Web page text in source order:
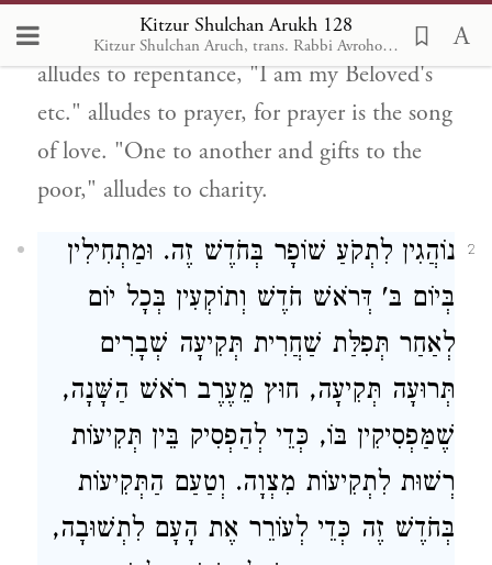
Kitzur Shulchan Arukh 128
Kitzur Shulchan Aruch, trans. Rabbi Avrohom Davis, Metsudah Pub., 1996
month. "Hashem will circumcise etc."
alludes to repentance, "I am my Beloved's
etc." alludes to prayer, for prayer is the song
of love. "One to another and gifts to the
poor," alludes to charity.
2
נוֹהֲגִין לִתְקֹעַ שׁוֹפָר בְּחֹדֶשׁ זֶה. וּמַתְחִילִין
בְּיוֹם בּ' דְּרֹאשׁ חֹדֶשׁ וְתוֹקְעִין בְּכָל יוֹם
לְאַחַר תְּפִלַּת שַׁחֲרִית תְּקִיעָה שְׁבָרִים
תְּרוּעָה תְּקִיעָה, חוּץ מֵעֶרֶב רֹאשׁ הַשָּׁנָה,
שֶׁמַּפְסִיקִין בּוֹ, כְּדֵי לְהַפְסִיק בֵּין תְּקִיעוֹת
רְשׁוּת לִתְקִיעוֹת מִצְוָה. וְטַעַם הַתְּקִיעוֹת
בְּחֹדֶשׁ זֶה כְּדֵי לְעוֹרֵר אֶת הָעָם לִתְשׁוּבָה,